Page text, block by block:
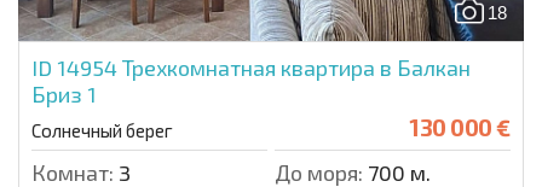
18
ID 14954Трехкомнатная квартира в Балкан
Бриз 1
Солнечный берег 130 000 €
Комнат: 3 До моря: 700 м.